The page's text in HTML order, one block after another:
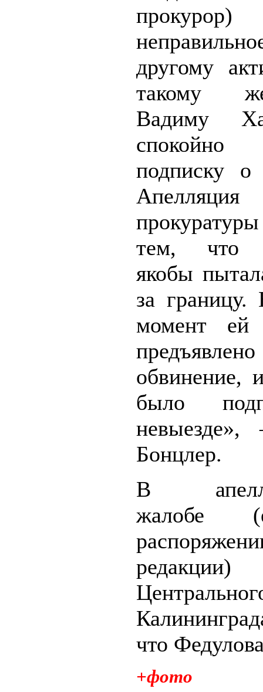
прокурор)
другому
такому
Вадиму
подписку о
Апелляция
тем, что
якобы
за
момент
предъявлено
обвинение,
было
невыезде»,
Бонцлер.
В
жалобе
редакции)
что
+фото